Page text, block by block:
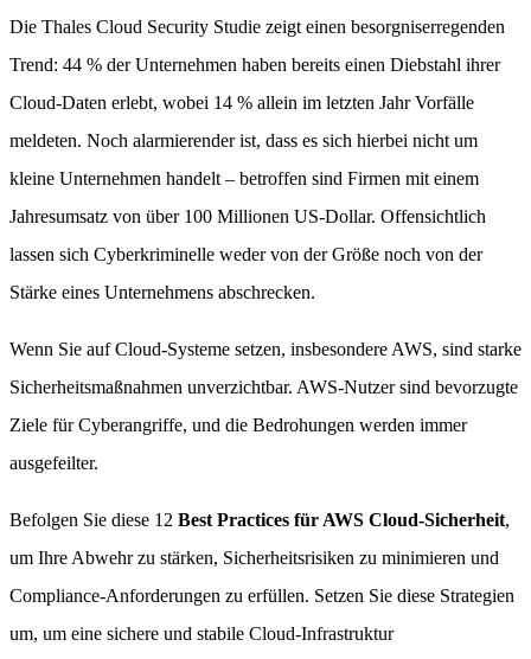
Die Thales Cloud Security Studie zeigt einen besorgniserregenden
Trend: 44 % der Unternehmen haben bereits einen Diebstahl ihrer
Cloud-Daten erlebt, wobei 14 % allein im letzten Jahr Vorfälle
meldeten. Noch alarmierender ist, dass es sich hierbei nicht um
kleine Unternehmen handelt – betroffen sind Firmen mit einem
Jahresumsatz von über 100 Millionen US-Dollar. Offensichtlich
lassen sich Cyberkriminelle weder von der Größe noch von der
Stärke eines Unternehmens abschrecken.
Wenn Sie auf Cloud-Systeme setzen, insbesondere AWS, sind starke
Sicherheitsmaßnahmen unverzichtbar. AWS-Nutzer sind bevorzugte
Ziele für Cyberangriffe, und die Bedrohungen werden immer
ausgefeilter.
Befolgen Sie diese 12 Best Practices für AWS Cloud-Sicherheit,
um Ihre Abwehr zu stärken, Sicherheitsrisiken zu minimieren und
Compliance-Anforderungen zu erfüllen. Setzen Sie diese Strategien
um, um eine sichere und stabile Cloud-Infrastruktur